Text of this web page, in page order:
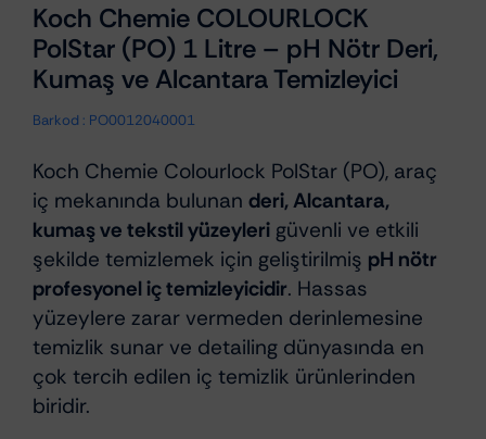
Koch Chemie COLOURLOCK
PolStar (PO) 1 Litre – pH Nötr Deri,
Kumaş ve Alcantara Temizleyici
Barkod : PO0012040001
Koch Chemie Colourlock PolStar (PO), araç
iç mekanında bulunan deri, Alcantara,
kumaş ve tekstil yüzeylerigüvenli ve etkili
şekilde temizlemek için geliştirilmiş pH nötr
profesyonel iç temizleyicidir. Hassas
yüzeylere zarar vermeden derinlemesine
temizlik sunar ve detailing dünyasında en
çok tercih edilen iç temizlik ürünlerinden
biridir.